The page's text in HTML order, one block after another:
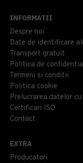
INFORMATII
Despre noi
Date de identificare
Transport gratuit
Politica de
Termeni si conditii
Politica cookie
Prelucrarea datelor
Certificari ISO
Contact
EXTRA
Producatori